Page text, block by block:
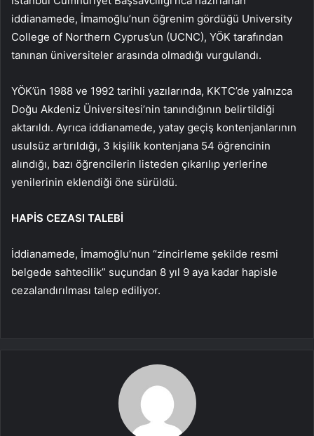
iddianamede, İmamoğlu’nun öğrenim gördüğü University
College of Northern Cyprus’un (UCNC), YÖK tarafından
tanınan üniversiteler arasında olmadığı vurgulandı.
YÖK’ün 1988 ve 1992 tarihli yazılarında, KKTC’de yalnızca
Doğu Akdeniz Üniversitesi’nin tanındığının belirtildiği
aktarıldı. Ayrıca iddianamede, yatay geçiş kontenjanlarının
usulsüz artırıldığı, 3 kişilik kontenjana 54 öğrencinin
alındığı, bazı öğrencilerin listeden çıkarılıp yerlerine
yenilerinin eklendiği öne sürüldü.
HAPİS CEZASI TALEBİ
İddianamede, İmamoğlu’nun “zincirleme şekilde resmi
belgede sahtecilik” suçundan 8 yıl 9 aya kadar hapisle
cezalandırılması talep ediliyor.